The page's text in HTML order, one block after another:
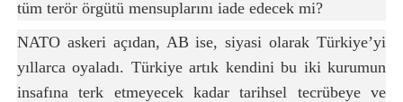
tüm terör örgütü mensuplarını iade edecek mi?
NATO askeri açıdan, AB ise, siyasi olarak Türkiye’yi
yıllarca oyaladı. Türkiye artık kendini bu iki kurumun
insafına terk etmeyecek kadar tarihsel tecrübeye ve